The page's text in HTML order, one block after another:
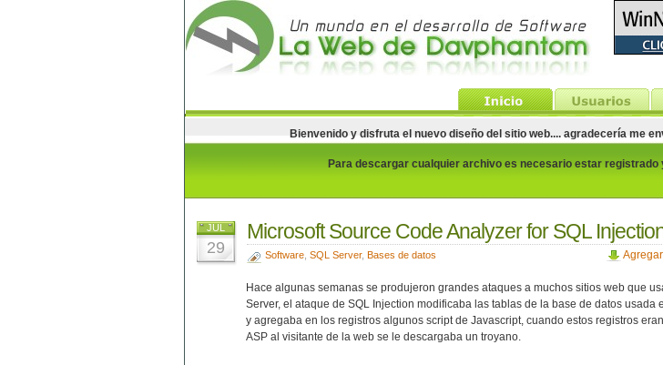
Bienvenido y disfruta el nuevo diseño del sitio web.... agradecería me
Para descargar cualquier archivo es necesario estar
JUL
29
Microsoft Source Code Analyzer for SQL
Software, SQL Server, Bases de datos
Hace algunas semanas se produjeron grandes ataques a muchos sitios web que
Server, el ataque de SQL Injection modificaba las tablas de la base de datos usada
y agregaba en los registros algunos script de Javascript, cuando estos registros
ASP al visitante de la web se le descargaba un troyano.